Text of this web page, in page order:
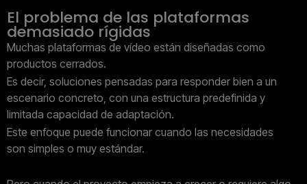
El problema de las plataformas
demasiado rígidas
Muchas plataformas de vídeo están diseñadas como
productos cerrados.
Es decir, soluciones pensadas para responder bien a un
escenario concreto, con una estructura predefinida y
limitada capacidad de adaptación.
Este enfoque puede funcionar cuando las necesidades
son simples o muy estándar.